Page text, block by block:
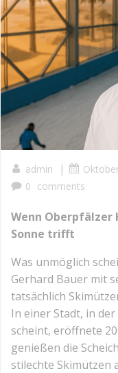
admin |
0 comments
Wenn
Sonne trifft
Was unmöglich
Gerhard Bauer mit
tatsächlich
In einer Stadt, in
scheint, eröffnete
genießen die
stilechte Skimützen